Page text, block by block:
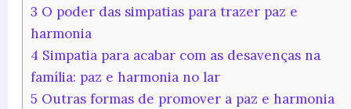
3 O poder das simpatias para trazer paz e
harmonia
4 Simpatia para acabar com as desavenças na
família: paz e harmonia no lar
5 Outras formas de promover a paz e harmonia